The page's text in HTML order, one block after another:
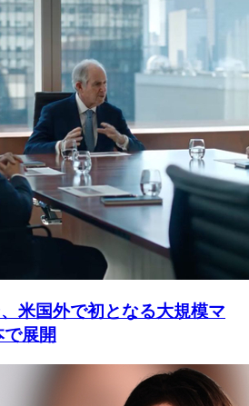
米国外で初となる大規模マ
展開